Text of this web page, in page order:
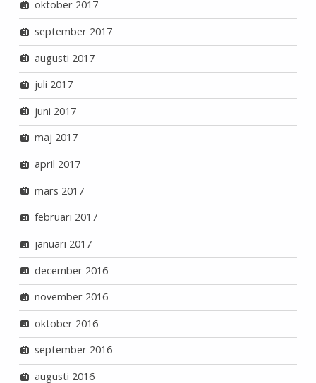
oktober 2017
september 2017
augusti 2017
juli 2017
juni 2017
maj 2017
april 2017
mars 2017
februari 2017
januari 2017
december 2016
november 2016
oktober 2016
september 2016
augusti 2016